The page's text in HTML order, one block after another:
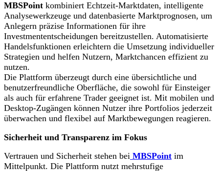
MBSPoint kombiniert Echtzeit-Marktdaten, intelligente
Analysewerkzeuge und datenbasierte Marktprognosen, um
Anlegern präzise Informationen für ihre
Investmententscheidungen bereitzustellen. Automatisierte
Handelsfunktionen erleichtern die Umsetzung individueller
Strategien und helfen Nutzern, Marktchancen effizient zu
nutzen.
Die Plattform überzeugt durch eine übersichtliche und
benutzerfreundliche Oberfläche, die sowohl für Einsteiger
als auch für erfahrene Trader geeignet ist. Mit mobilen und
Desktop-Zugängen können Nutzer ihre Portfolios jederzeit
überwachen und flexibel auf Marktbewegungen reagieren.
Sicherheit und Transparenz im Fokus
Vertrauen und Sicherheit stehen bei MBSPoint im
Mittelpunkt. Die Plattform nutzt mehrstufige